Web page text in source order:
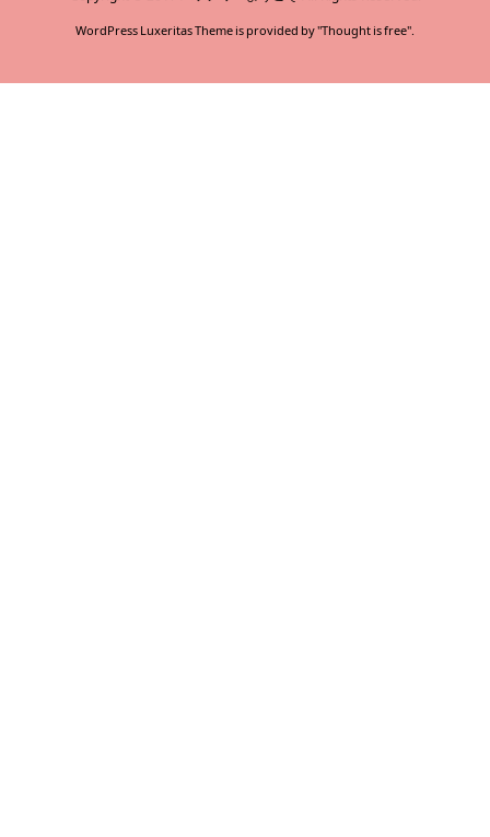
WordPress Luxeritas Theme is provided by "Thought is free".